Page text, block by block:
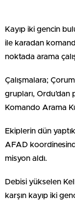
Kayıp iki gencin
ile karadan
noktada arama
Çalışmalara;
grupları, Ordu’dan
Komando Arama
Ekiplerin dün
AFAD
misyon aldı.
Debisi yükselen
karşın kayıp iki